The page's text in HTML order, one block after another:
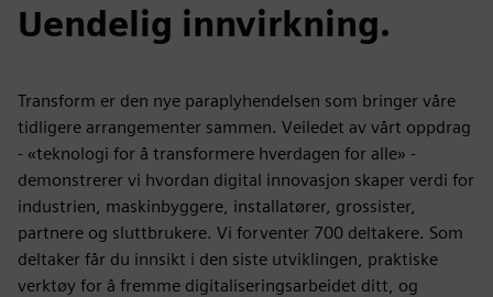
Uendelig innvirkning.
Transform er den nye paraplyhendelsen som bringer våre
tidligere arrangementer sammen. Veiledet av vårt oppdrag
- «teknologi for å transformere hverdagen for alle» -
demonstrerer vi hvordan digital innovasjon skaper verdi for
industrien, maskinbyggere, installatører, grossister,
partnere og sluttbrukere. Vi forventer 700 deltakere. Som
deltaker får du innsikt i den siste utviklingen, praktiske
verktøy for å fremme digitaliseringsarbeidet ditt, og